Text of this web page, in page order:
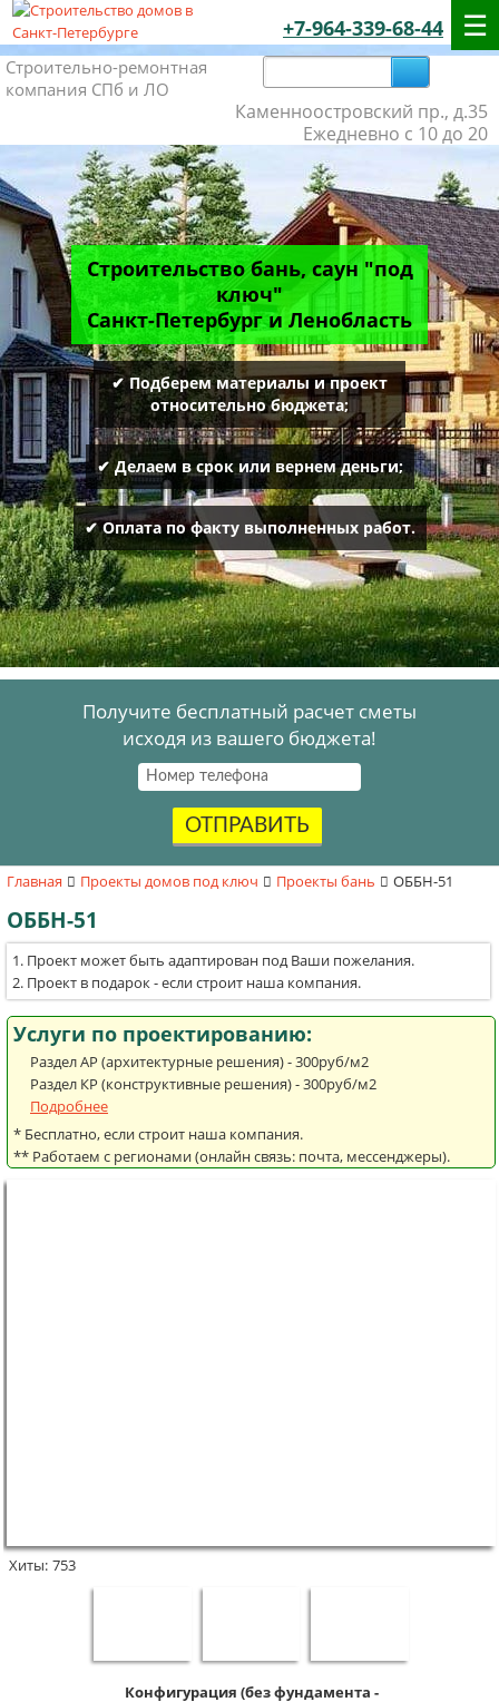
+7-964-339-68-44
Строительно-ремонтная
компания СПб и ЛО
Каменноостровский пр., д.35
Ежедневно с 10 до 20
Строительство бань, саун "под
ключ"
Санкт-Петербург и Ленобласть
✔ Подберем материалы и проект
относительно бюджета;
✔ Делаем в срок или вернем деньги;
✔ Оплата по факту выполненных работ.
Получите бесплатный расчет сметы
исходя из вашего бюджета!
ОТПРАВИТЬ
Главная Проекты домов под ключ Проекты бань ОББН-51
ОББН-51
Проект может быть адаптирован под Ваши пожелания.
Проект в подарок - если строит наша компания.
Услуги по проектированию:
Раздел АР (архитектурные решения) - 300руб/м2
Раздел КР (конструктивные решения) - 300руб/м2
Подробнее
* Бесплатно, если строит наша компания.
** Работаем с регионами (онлайн связь: почта, мессенджеры).
Хиты: 753
Конфигурация (без фундамента -